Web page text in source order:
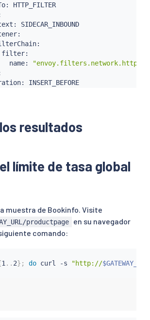
HTTP_FILTER
SIDECAR_INBOUND
name:
INSERT_BEFORE
"@type"
type.googleapis.com/
type.googleapis.com/
HTTP_ROUTE
name:
"inbound|http|9080"
action: ANY
type_url: type.googleapis.com/
resultados
límite de tasa global
muestra de Bookinfo. Visite
productpage
en su navegador
comando:
1.. 2} ; do curl -s "http://$GATEWAY_URL